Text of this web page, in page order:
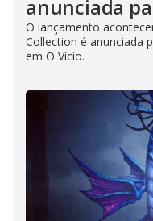
anunciada
O lançamento
Collection é anunciada
em O Vício.